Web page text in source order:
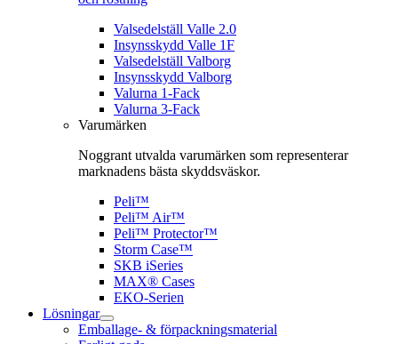
Valsedelställ Valle 2.0
Insynsskydd Valle 1F
Valsedelställ Valborg
Insynsskydd Valborg
Valurna 1-Fack
Valurna 3-Fack
Varumärken
Noggrant utvalda varumärken som representerar
marknadens bästa skyddsväskor.
Peli™
Peli™ Air™
Peli™ Protector™
Storm Case™
SKB iSeries
MAX® Cases
EKO-Serien
Lösningar
Emballage- & förpackningsmaterial